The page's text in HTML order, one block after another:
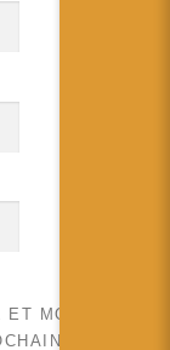
MON SITE